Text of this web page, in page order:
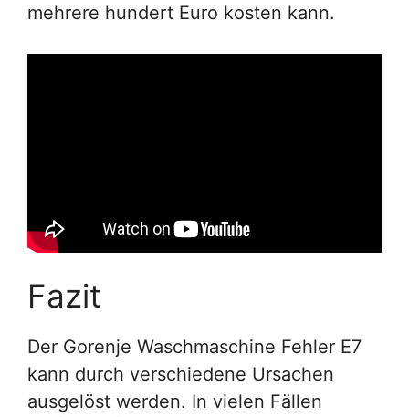
mehrere hundert Euro kosten kann.
Fazit
Der Gorenje Waschmaschine Fehler E7
kann durch verschiedene Ursachen
ausgelöst werden. In vielen Fällen